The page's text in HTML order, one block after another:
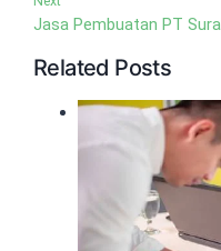
Jasa Pembuatan PT
Related Posts